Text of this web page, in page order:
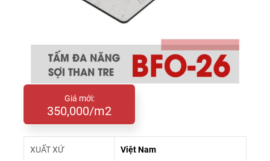
Giá mới:
350,000/m2
XUẤT XỨ Việt Nam